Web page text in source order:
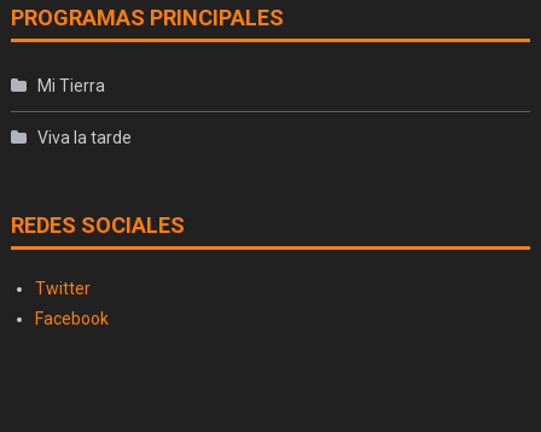
PROGRAMAS PRINCIPALES
Mi Tierra
Viva la tarde
REDES SOCIALES
Twitter
Facebook